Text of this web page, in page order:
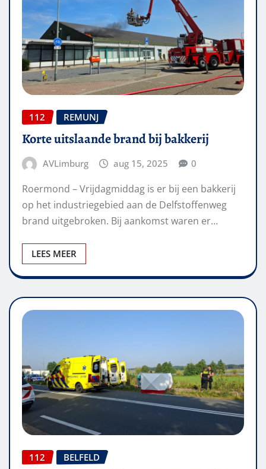
112 REMUNJ
Korte uitslaande brand bij bakkerij
AVLimburg aug 15, 2025 0
Roermond – Vrijdagmiddag is er bij een bakkerij
op het industriegebied aan de Delfstoffenweg
brand uitgebroken. Bij aankomst waren er…
LEES MEER
112 BELFELD